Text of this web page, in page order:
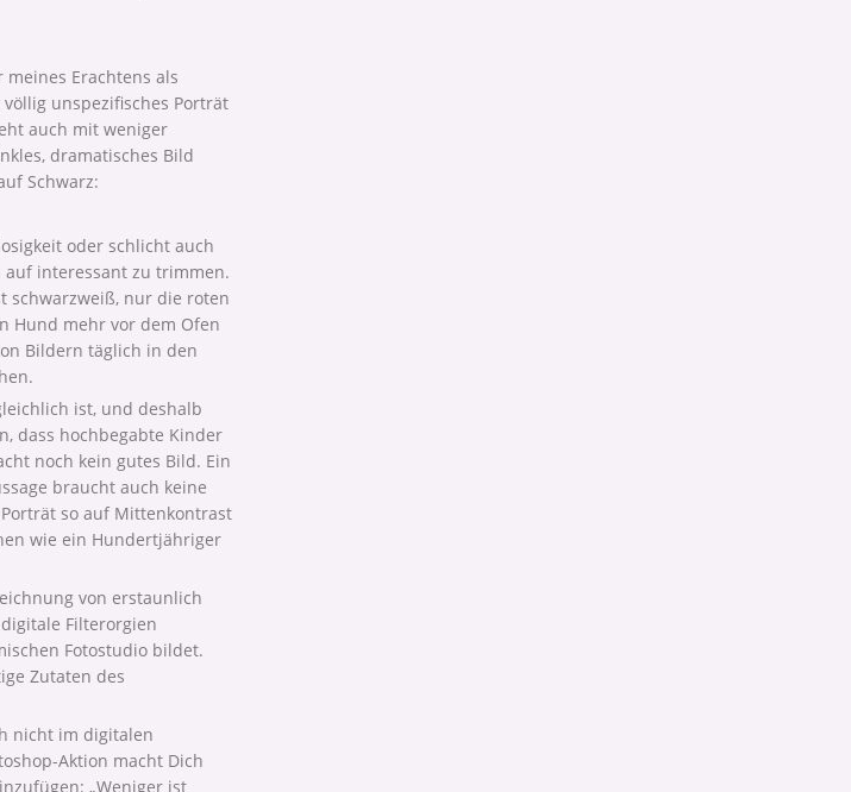
Erachtens als
unspezifisches Porträt
auch mit weniger
dramatisches Bild
Schwarz:
oder schlicht auch
interessant zu trimmen.
schwarzweiß, nur die roten
Hund mehr vor dem Ofen
Bildern täglich in den
ist, und deshalb
dass hochbegabte Kinder
noch kein gutes Bild. Ein
braucht auch keine
so auf Mittenkontrast
wie ein Hundertjähriger
von erstaunlich
Filterorgien
Fotostudio bildet.
Zutaten des
nicht im digitalen
Aktion macht Dich
„Weniger ist